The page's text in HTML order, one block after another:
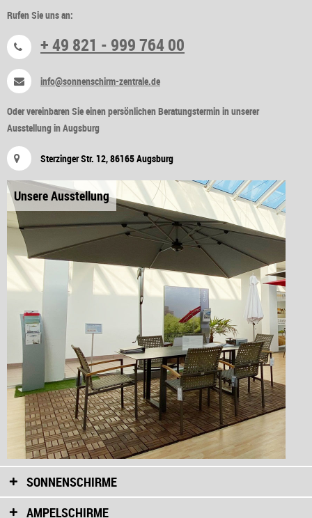
Rufen Sie uns an:
+ 49 821 - 999 764 00
info@sonnenschirm-zentrale.de
Oder vereinbaren Sie einen persönlichen Beratungstermin in unserer
Ausstellung in Augsburg
Sterzinger Str. 12, 86165 Augsburg
Unsere Ausstellung
SONNENSCHIRME
AMPELSCHIRME